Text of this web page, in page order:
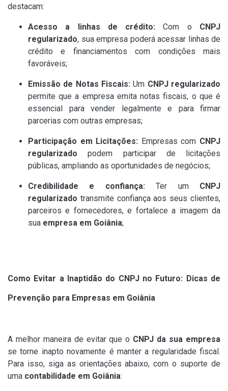
destacam:
Acesso a linhas de crédito: Com o CNPJ
regularizado, sua empresa poderá acessar linhas de
crédito e financiamentos com condições mais
favoráveis;
Emissão de Notas Fiscais: Um CNPJ regularizado
permite que a empresa emita notas fiscais, o que é
essencial para vender legalmente e para firmar
parcerias com outras empresas;
Participação em Licitações: Empresas com CNPJ
regularizado podem participar de licitações
públicas, ampliando as oportunidades de negócios;
Credibilidade e confiança: Ter um CNPJ
regularizado transmite confiança aos seus clientes,
parceiros e fornecedores, e fortalece a imagem da
sua empresa em Goiânia;
Como Evitar a Inaptidão do CNPJ no Futuro: Dicas de
Prevenção para Empresas em Goiânia
A melhor maneira de evitar que o CNPJ da sua empresa
se torne inapto novamente é manter a regularidade fiscal.
Para isso, siga as orientações abaixo, com o suporte de
uma contabilidade em Goiânia: